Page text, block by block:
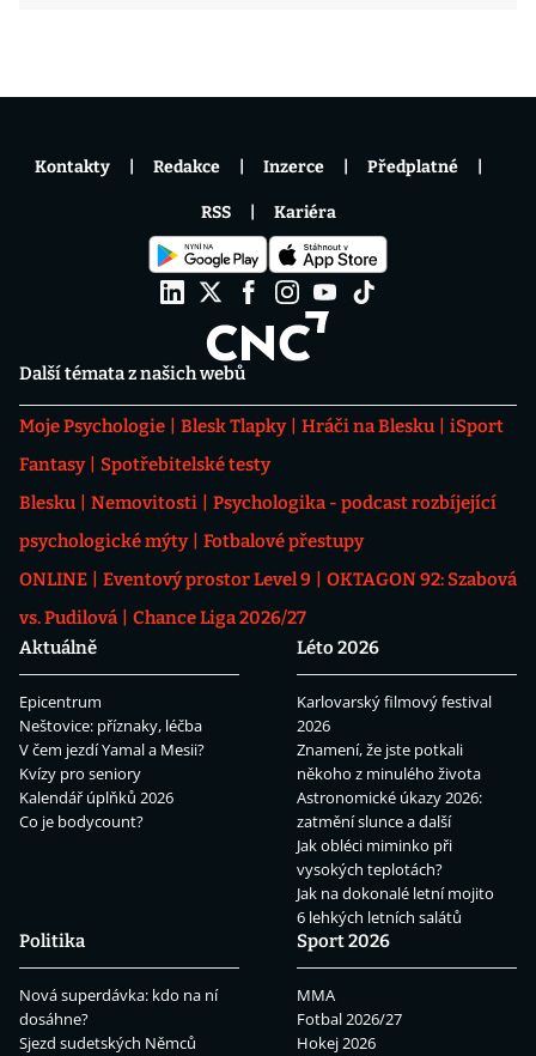
Další témata z našich webů
Moje Psychologie Blesk Tlapky Hráči na Blesku
iSport
Fantasy
Spotřebitelské testy
Blesku
Nemovitosti
Psychologika - podcast rozbíjející
psychologické mýty
Fotbalové přestupy
ONLINE
Eventový prostor Level 9
OKTAGON 92: Szabová
vs. Pudilová
Chance Liga 2026/27
Aktuálně
Epicentrum
Neštovice: příznaky, léčba
V čem jezdí Yamal a Mesii?
Kvízy pro seniory
Kalendář úplňků 2026
Co je bodycount?
Léto 2026
Karlovarský filmový festival
2026
Znamení, že jste potkali
někoho z minulého života
Astronomické úkazy 2026:
zatmění slunce a další
Jak obléci miminko při
vysokých teplotách?
Jak na dokonalé letní mojito
6 lehkých letních salátů
Politika
Nová superdávka: kdo na ní
dosáhne?
Sjezd sudetských Němců
Sport 2026
MMA
Fotbal 2026/27
Hokej 2026
Kontakty Redakce Inzerce Předplatné
RSS Kariéra